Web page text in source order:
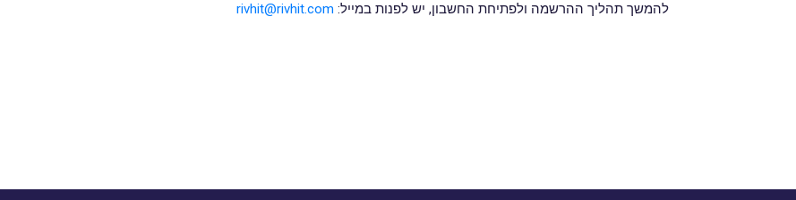
להמשך תהליך ההרשמה ולפתיחת החשבון, יש לפנות במייל: rivhit@rivhit.com